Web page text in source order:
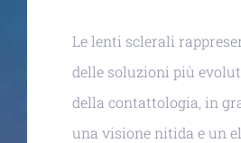
Le lenti sclerali
delle soluzioni più
della contattologia, in
una visione nitida e un